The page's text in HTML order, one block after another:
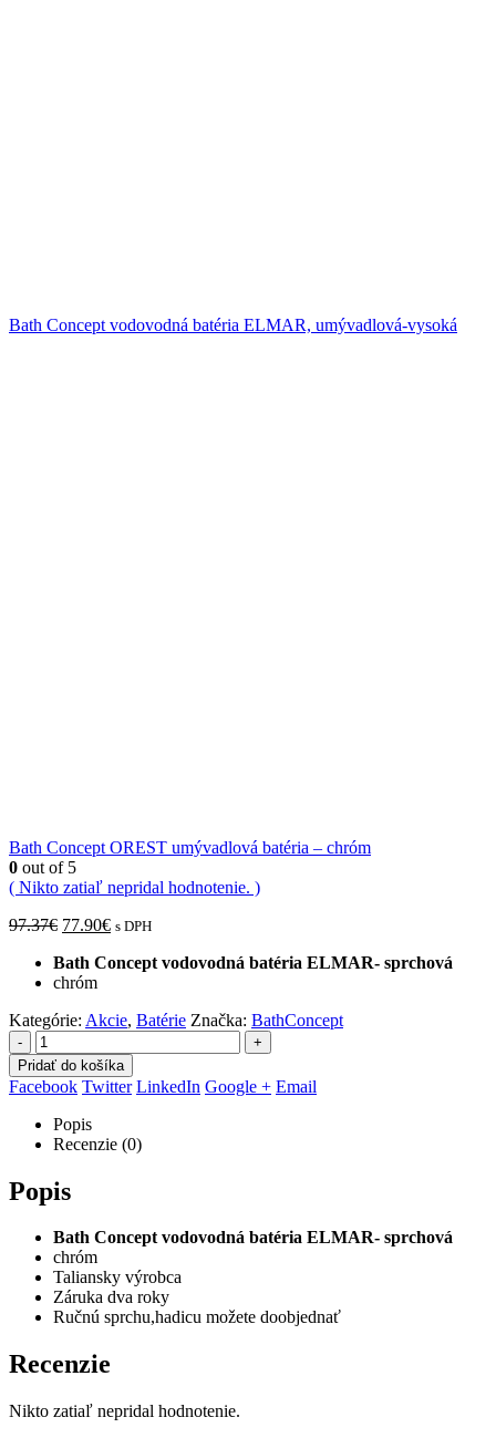
Bath Concept vodovodná batéria ELMAR, umývadlová-vysoká
Bath Concept OREST umývadlová batéria – chróm
0 out of 5
( Nikto zatiaľ nepridal hodnotenie. )
97.37€ Pôvodná
bola:
97.37€.
77.90€Aktuálna
je:
s DPH
Bath Concept vodovodná batéria ELMAR- sprchová
chróm
Kategórie: Akcie, Batérie Značka: BathConcept
-
+
Pridať do košíka
Facebook Twitter LinkedIn Google + Email
Popis
Recenzie (0)
Popis
Bath Concept vodovodná batéria ELMAR- sprchová
chróm
Taliansky výrobca
Záruka dva roky
Ručnú sprchu,hadicu možete doobjednať
Recenzie
Nikto zatiaľ nepridal hodnotenie.